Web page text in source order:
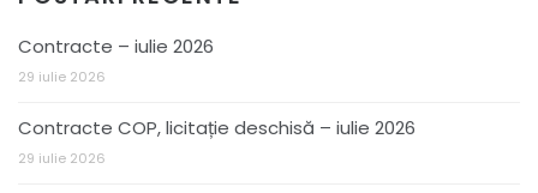
Contracte – iulie 2026
29 iulie 2026
Contracte COP, licitație deschisă – iulie 2026
29 iulie 2026